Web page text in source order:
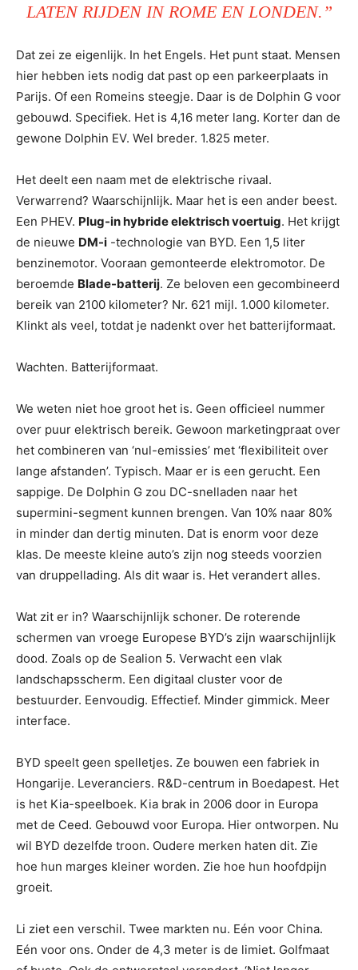
LATEN RIJDEN IN ROME EN LONDEN.”
Dat zei ze eigenlijk. In het Engels. Het punt staat. Mensen
hier hebben iets nodig dat past op een parkeerplaats in
Parijs. Of een Romeins steegje. Daar is de Dolphin G voor
gebouwd. Specifiek. Het is 4,16 meter lang. Korter dan de
gewone Dolphin EV. Wel breder. 1.825 meter.
Het deelt een naam met de elektrische rivaal.
Verwarrend? Waarschijnlijk. Maar het is een ander beest.
Een PHEV. Plug-in hybride elektrisch voertuig. Het krijgt
de nieuwe DM-i -technologie van BYD. Een 1,5 liter
benzinemotor. Vooraan gemonteerde elektromotor. De
beroemde Blade-batterij. Ze beloven een gecombineerd
bereik van 2100 kilometer? Nr. 621 mijl. 1.000 kilometer.
Klinkt als veel, totdat je nadenkt over het batterijformaat.
Wachten. Batterijformaat.
We weten niet hoe groot het is. Geen officieel nummer
over puur elektrisch bereik. Gewoon marketingpraat over
het combineren van ‘nul-emissies’ met ‘flexibiliteit over
lange afstanden’. Typisch. Maar er is een gerucht. Een
sappige. De Dolphin G zou DC-snelladen naar het
supermini-segment kunnen brengen. Van 10% naar 80%
in minder dan dertig minuten. Dat is enorm voor deze
klas. De meeste kleine auto’s zijn nog steeds voorzien
van druppellading. Als dit waar is. Het verandert alles.
Wat zit er in? Waarschijnlijk schoner. De roterende
schermen van vroege Europese BYD’s zijn waarschijnlijk
dood. Zoals op de Sealion 5. Verwacht een vlak
landschapsscherm. Een digitaal cluster voor de
bestuurder. Eenvoudig. Effectief. Minder gimmick. Meer
interface.
BYD speelt geen spelletjes. Ze bouwen een fabriek in
Hongarije. Leveranciers. R&D-centrum in Boedapest. Het
is het Kia-speelboek. Kia brak in 2006 door in Europa
met de Ceed. Gebouwd voor Europa. Hier ontworpen. Nu
wil BYD dezelfde troon. Oudere merken haten dit. Zie
hoe hun marges kleiner worden. Zie hoe hun hoofdpijn
groeit.
Li ziet een verschil. Twee markten nu. Eén voor China.
Eén voor ons. Onder de 4,3 meter is de limiet. Golfmaat